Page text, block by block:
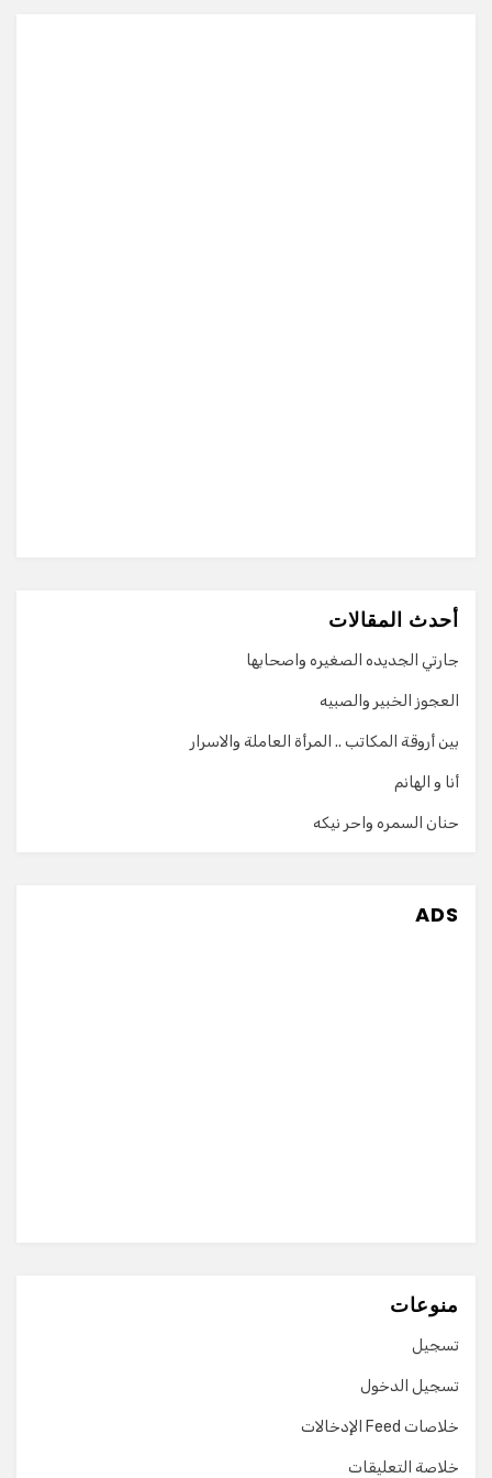
أحدث المقالات
جارتي الجديده الصغيره واصحابها
العجوز الخبير والصبيه
بين أروقة المكاتب .. المرأة العاملة والاسرار
أنا و الهانم
حنان السمره واحر نيكه
ADS
منوعات
تسجيل
تسجيل الدخول
خلاصات Feed الإدخالات
خلاصة التعليقات